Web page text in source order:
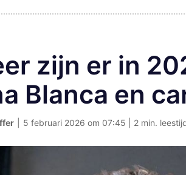
zijn er in
Blanca en
5 februari 2026 om 07:45 | 2 min.